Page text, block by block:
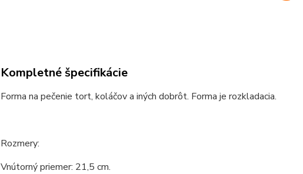
Kompletné špecifikácie
Forma na pečenie tort, koláčov a iných dobrôt. Forma je rozkladacia.
Rozmery:
Vnútorný priemer: 21,5 cm.